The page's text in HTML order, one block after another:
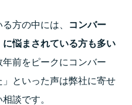
方の中には、
コンバー
悩まされている方も多い
年前をピークにコンバー
といった声は弊社に寄せ
談です。